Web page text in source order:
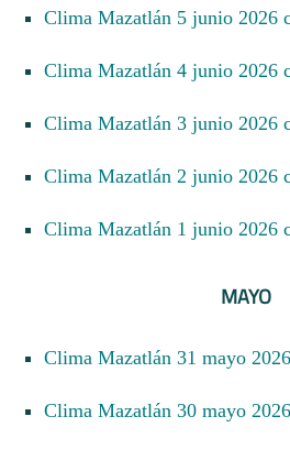
Clima Mazatlán 5 junio 2026
Clima Mazatlán 4 junio 2026
Clima Mazatlán 3 junio 2026
Clima Mazatlán 2 junio 2026
Clima Mazatlán 1 junio 2026
MAYO
Clima Mazatlán 31 mayo
Clima Mazatlán 30 mayo